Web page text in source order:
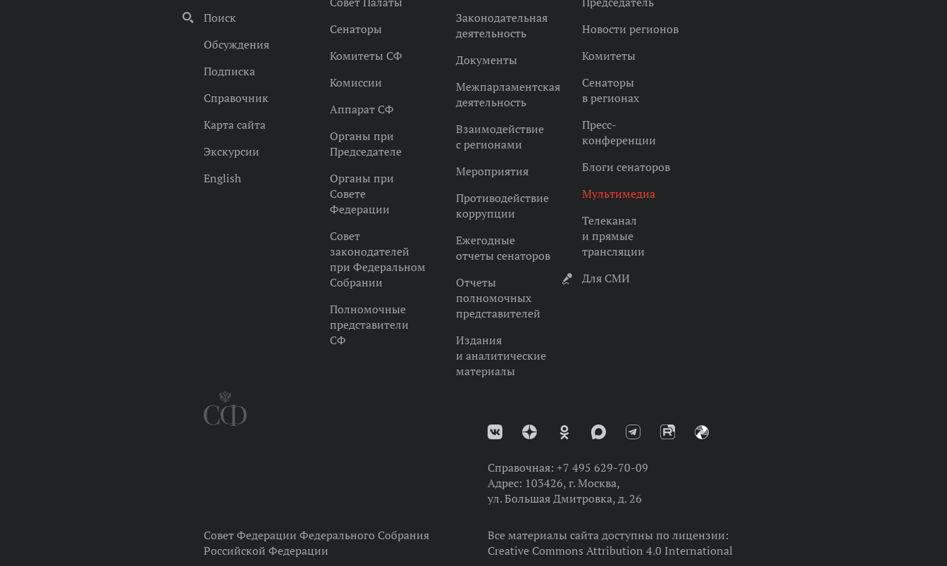
Поиск
Обсуждения
Подписка
Справочник
Карта сайта
Экскурсии
English
Сенаторы
Комитеты СФ
Комиссии
Аппарат СФ
Органы при
Председателе
Органы при
Совете
Федерации
Совет
законодателей
при Федеральном
Собрании
Полномочные
представители
СФ
Законодательная
деятельность
Документы
Межпарламентская
деятельность
Взаимодействие
с регионами
Мероприятия
Противодействие
коррупции
Ежегодные
отчеты сенаторов
Отчеты
полномочных
представителей
Издания
и аналитические
материалы
Новости регионов
Комитеты
Сенаторы
в регионах
Пресс-
конференции
Блоги сенаторов
Мультимедиа
Телеканал
и прямые
трансляции
Для СМИ
Справочная: +7 495 629-70-09
Адрес: 103426, г. Москва,
ул. Большая Дмитровка, д. 26
Совет Федерации Федерального Собрания
Российской Федерации
Все материалы сайта доступны по лицензии:
Creative Commons Attribution 4.0 International